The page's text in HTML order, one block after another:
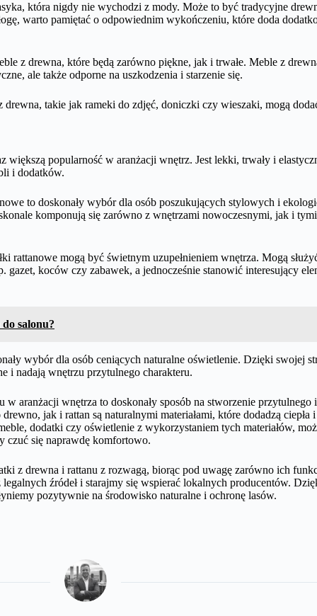
która nigdy nie wychodzi z mody. Może to być tradycyjne
warto pamiętać o odpowiednim wykończeniu, które doda
z drewna, które będą zarówno piękne, jak i trwałe. Meble z
ale także odporne na uszkodzenia i starzenie się.
takie jak rameki do zdjęć, doniczki czy wieszaki, mogą
większą popularność w aranżacji wnętrz. Jest lekki, trwały i
i dodatków.
to doskonały wybór dla osób poszukujących stylowych i
komponują się zarówno z wnętrzami nowoczesnymi, jak i
rattanowe mogą być świetnym uzupełnieniem wnętrza. Mogą
koców czy zabawek, a jednocześnie stanowić interesujący
salonu?
wybór dla osób ceniących naturalne oświetlenie. Dzięki swojej
i nadają wnętrzu przytulnego charakteru.
aranżacji wnętrza to doskonały sposób na stworzenie przytulnego i
jak i rattan są naturalnymi materiałami, które dodadzą ciepła
dodatki czy oświetlenie z wykorzystaniem tych materiałów,
czuć się naprawdę komfortowo.
z drewna i rattanu z rozwagą, biorąc pod uwagę zarówno ich
źródeł i starajmy się wspierać lokalnych producentów.
pozytywnie na środowisko naturalne i ochronę lasów.